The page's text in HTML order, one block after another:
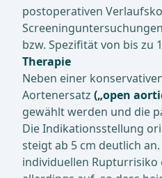
postoperativen
bzw. Spezifität von bis zu
Therapie
Neben einer
Aortenersatz („open
gewählt werden und die
Die Indikationsstellung
steigt ab 5 cm deutlich
individuellen Rupturrisiko